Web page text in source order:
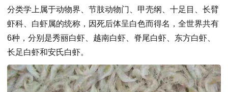
分类学上属于动物界、节肢动物门、甲壳纲、十足目、长臂
虾科、白虾属的统称，因死后体呈白色而得名，全世界共有
6种，分别是秀丽白虾、越南白虾、脊尾白虾、东方白虾、
长足白虾和安氏白虾。